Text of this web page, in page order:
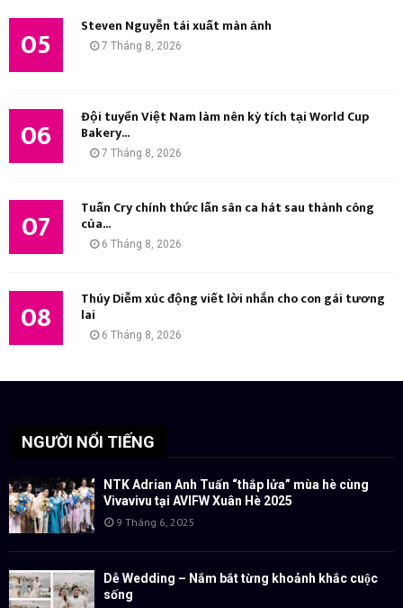
05 Steven Nguyễn tái xuất màn ảnh
7 Tháng 8, 2026
06 Đội tuyển Việt Nam làm nên kỳ tích tại World Cup
Bakery...
7 Tháng 8, 2026
07 Tuấn Cry chính thức lấn sân ca hát sau thành công
của...
6 Tháng 8, 2026
08 Thúy Diễm xúc động viết lời nhắn cho con gái tương
lai
6 Tháng 8, 2026
NGƯỜI NỔI TIẾNG
NTK Adrian Anh Tuấn “thắp lửa” mùa hè cùng
Vivavivu tại AVIFW Xuân Hè 2025
9 Tháng 6, 2025
Dễ Wedding – Nắm bắt từng khoảnh khắc cuộc
sống